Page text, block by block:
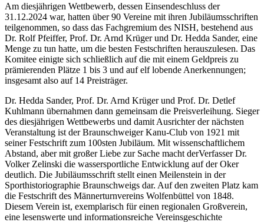
Am diesjährigen Wettbewerb, dessen Einsendeschluss der
31.12.2024 war, hatten über 90 Vereine mit ihren Jubiläumsschriften
teilgenommen, so dass das Fachgremium des NISH, bestehend aus
Dr. Rolf Pfeiffer, Prof. Dr. Arnd Krüger und Dr. Hedda Sander, eine
Menge zu tun hatte, um die besten Festschriften herauszulesen. Das
Komitee einigte sich schließlich auf die mit einem Geldpreis zu
prämierenden Plätze 1 bis 3 und auf elf lobende Anerkennungen;
insgesamt also auf 14 Preisträger.
Dr. Hedda Sander, Prof. Dr. Arnd Krüger und Prof. Dr. Detlef
Kuhlmann übernahmen dann gemeinsam die Preisverleihung. Sieger
des diesjährigen Wettbewerbs und damit Ausrichter der nächsten
Veranstaltung ist der Braunschweiger Kanu-Club von 1921 mit
seiner Festschrift zum 100sten Jubiläum. Mit wissenschaftlichem
Abstand, aber mit großer Liebe zur Sache macht derVerfasser Dr.
Volker Zelinski die wassersportliche Entwicklung auf der Oker
deutlich. Die Jubiläumsschrift stellt einen Meilenstein in der
Sporthistoriographie Braunschweigs dar. Auf den zweiten Platz kam
die Festschrift des Männerturnvereins Wolfenbüttel von 1848.
Diesem Verein ist, exemplarisch für einen regionalen Großverein,
eine lesenswerte und informationsreiche Vereinsgeschichte